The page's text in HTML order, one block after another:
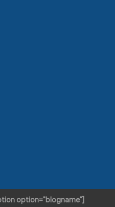
option="blogname"]